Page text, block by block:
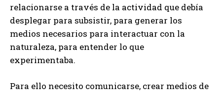
relacionarse a través de la actividad que debía
desplegar para subsistir, para generar los
medios necesarios para interactuar con la
naturaleza, para entender lo que
experimentaba.
Para ello necesito comunicarse, crear medios de